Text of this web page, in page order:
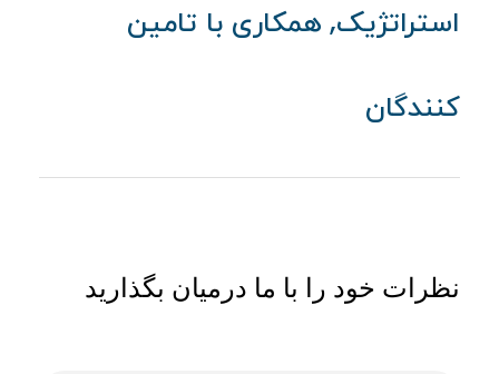
استراتژیک, همکاری با تامین
کنندگان
نظرات خود را با ما درمیان بگذارید